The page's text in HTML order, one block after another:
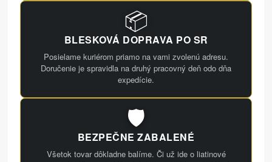
📦
BLESKOVÁ DOPRAVA PO SR
Posielame kuriérom priamo na vami zvolenú adresu.
Doručenie je spravidla na druhý pracovný deň odo dňa
expedície.
🛡️
BEZPEČNE ZABALENÉ
Všetok tovar dôkladne balíme. Či už ide o liatinové